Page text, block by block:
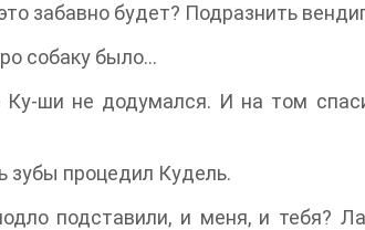
забавно будет? Подразнить
собаку было…
ши не додумался. И на том
зубы процедил Кудель.
подставили, и меня, и тебя?